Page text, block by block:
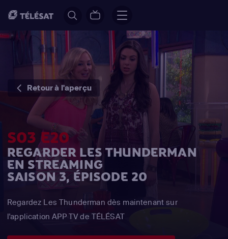
Retour à l'aperçu
S03 E20
REGARDER LES THUNDERMAN
EN STREAMING
SAISON 3, ÉPISODE 20
Regardez Les Thunderman dès maintenant sur
l'application APP TV de TÉLÉSAT